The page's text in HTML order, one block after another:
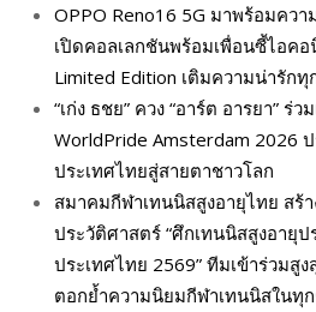
OPPO Reno16 5G มาพร้อมควา
เปิดคอลเลกชันพร้อมเพื่อนซี้ไอค
Limited Edition เติมความน่ารักทุ
“เก่ง ธชย” ควง “อาร์ต อารยา” ร่
WorldPride Amsterdam 2026
ประเทศไทยสู่สายตาชาวโลก
สมาคมกีฬาเทนนิสสูงอายุไทย สร้
ประวัติศาสตร์ “ศึกเทนนิสสูงอายุ
ประเทศไทย 2569” ทีมเข้าร่วมสู
ตอกย้ำความนิยมกีฬาเทนนิสในทุก